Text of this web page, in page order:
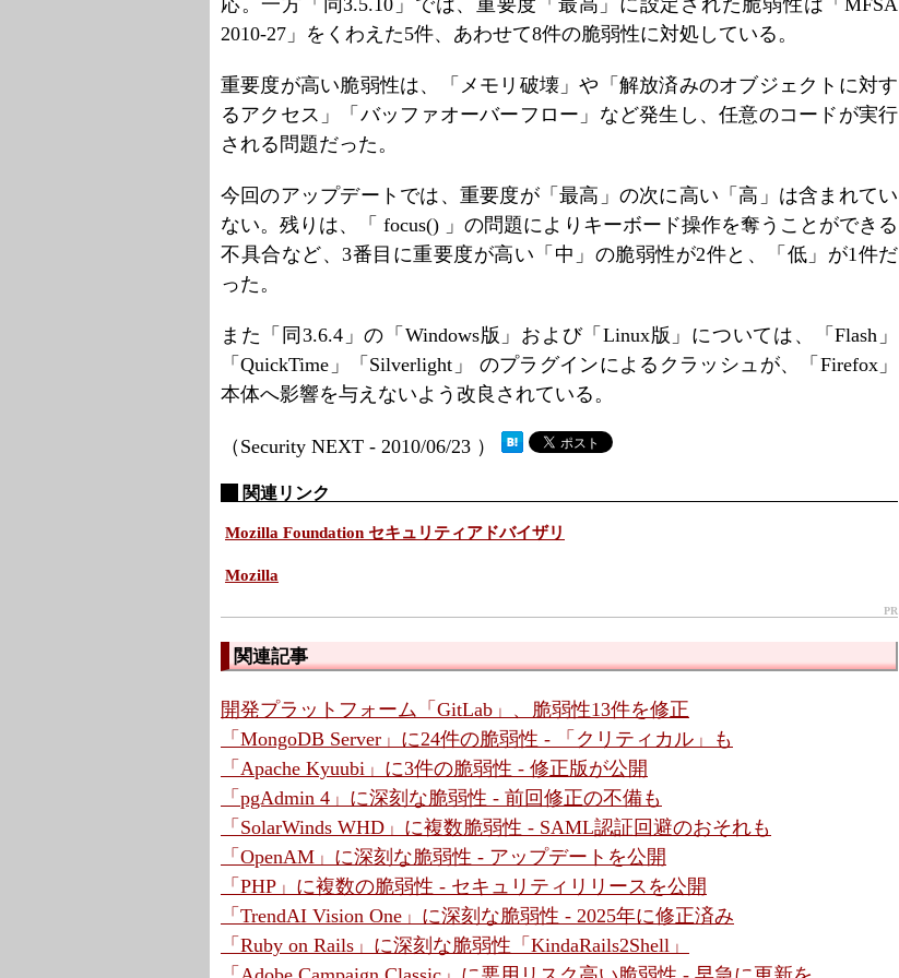
応。一方「同3.5.10」では、重要度「最高」に設定された脆弱性は「MFSA
2010-27」をくわえた5件、あわせて8件の脆弱性に対処している。
重要度が高い脆弱性は、「メモリ破壊」や「解放済みのオブジェクトに対す
るアクセス」「バッファオーバーフロー」など発生し、任意のコードが実行
される問題だった。
今回のアップデートでは、重要度が「最高」の次に高い「高」は含まれてい
ない。残りは、「 focus() 」の問題によりキーボード操作を奪うことができる
不具合など、3番目に重要度が高い「中」の脆弱性が2件と、「低」が1件だ
った。
また「同3.6.4」の「Windows版」および「Linux版」については、「Flash」
「QuickTime」「Silverlight」 のプラグインによるクラッシュが、「Firefox」
本体へ影響を与えないよう改良されている。
（Security NEXT - 2010/06/23 ）
関連リンク
Mozilla Foundation セキュリティアドバイザリ
Mozilla
PR
関連記事
開発プラットフォーム「GitLab」、脆弱性13件を修正
「MongoDB Server」に24件の脆弱性 - 「クリティカル」も
「Apache Kyuubi」に3件の脆弱性 - 修正版が公開
「pgAdmin 4」に深刻な脆弱性 - 前回修正の不備も
「SolarWinds WHD」に複数脆弱性 - SAML認証回避のおそれも
「OpenAM」に深刻な脆弱性 - アップデートを公開
「PHP」に複数の脆弱性 - セキュリティリリースを公開
「TrendAI Vision One」に深刻な脆弱性 - 2025年に修正済み
「Ruby on Rails」に深刻な脆弱性「KindaRails2Shell」